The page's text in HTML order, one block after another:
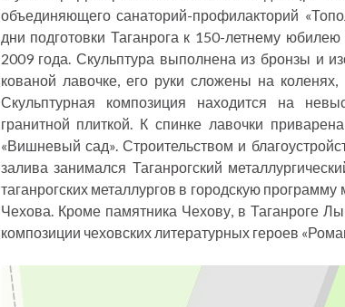
объединяющего санаторий-профилакторий
дни подготовки Таганрога к 150-летнему
2009 года. Скульптура выполнена из бронзы и
кованой лавочке, его руки сложены на коленях,
Скульптурная композиция находится на
гранитной плиткой. К спинке лавочки
«Вишневый сад». Строительством и
залива занимался Таганрогский
таганрогских металлургов в городскую
Чехова. Кроме памятника Чехову, в Таганроге
композиции чеховских литературных героев